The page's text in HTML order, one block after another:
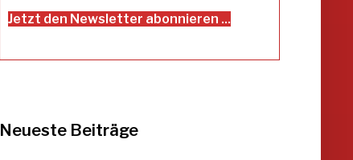
Jetzt den Newsletter abonnieren ...
Neueste Beiträge